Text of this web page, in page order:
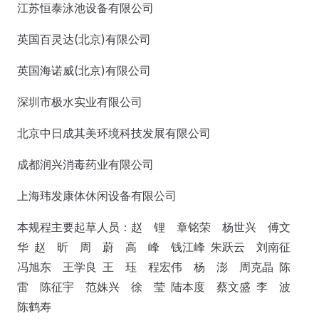
江苏恒泰泳池设备有限公司
英国百灵达(北京)有限公司
英国海诺威(北京)有限公司
深圳市极水实业有限公司
北京中日成其美环境科技发展有限公司
成都润兴消毒药业有限公司
上海玮发康体休闲设备有限公司
本规程主要起草人员：赵 锂 章铭荣 杨世兴 傅文
华 赵 昕 周 蔚 高 峰 钱江峰 朱跃云 刘南征
冯旭东 王学良 王 珏 程宏伟 杨 澎 周克晶 陈
雷 陈征宇 范姝兴 徐 莹 陆本度 蔡文盛 李 波
陈鹤寿